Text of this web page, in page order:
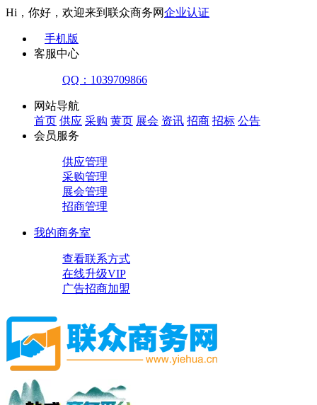
Hi，你好，欢迎来到联众商务网企业认证
手机版
客服中心
QQ：1039709866
网站导航
首页 供应 采购 黄页 展会 资讯 招商 招标 公告
会员服务
供应管理
采购管理
展会管理
招商管理
我的商务室
查看联系方式
在线升级VIP
广告招商加盟